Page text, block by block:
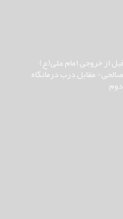
از خروجی امام علی(ع)
مقابل درب درمانگاه